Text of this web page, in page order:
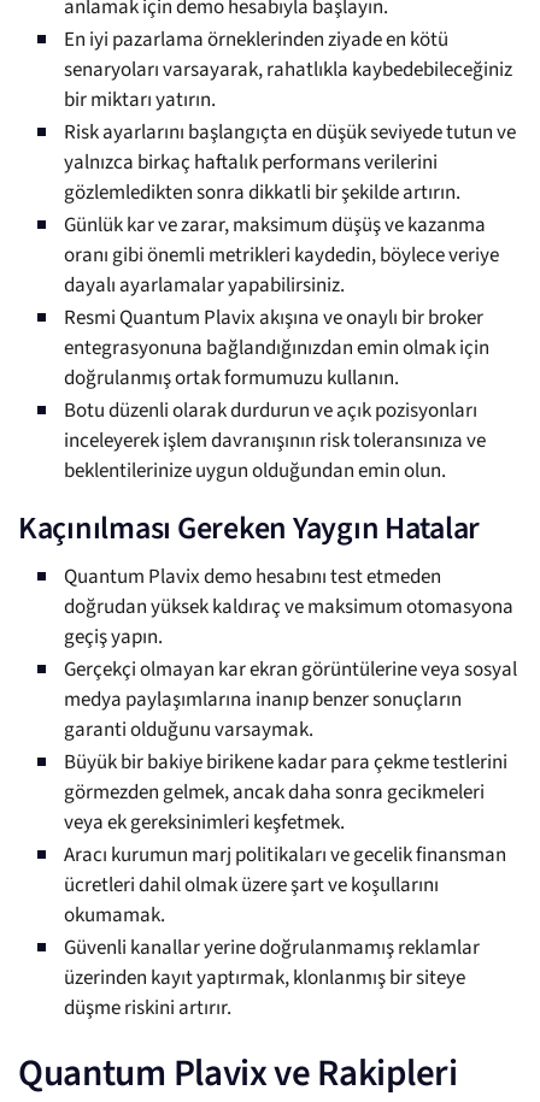
anlamak için demo hesabıyla başlayın.
En iyi pazarlama örneklerinden ziyade en kötü
senaryoları varsayarak, rahatlıkla kaybedebileceğiniz
bir miktarı yatırın.
Risk ayarlarını başlangıçta en düşük seviyede tutun ve
yalnızca birkaç haftalık performans verilerini
gözlemledikten sonra dikkatli bir şekilde artırın.
Günlük kar ve zarar, maksimum düşüş ve kazanma
oranı gibi önemli metrikleri kaydedin, böylece veriye
dayalı ayarlamalar yapabilirsiniz.
Resmi Quantum Plavix akışına ve onaylı bir broker
entegrasyonuna bağlandığınızdan emin olmak için
doğrulanmış ortak formumuzu kullanın.
Botu düzenli olarak durdurun ve açık pozisyonları
inceleyerek işlem davranışının risk toleransınıza ve
beklentilerinize uygun olduğundan emin olun.
Kaçınılması Gereken Yaygın Hatalar
Quantum Plavix demo hesabını test etmeden
doğrudan yüksek kaldıraç ve maksimum otomasyona
geçiş yapın.
Gerçekçi olmayan kar ekran görüntülerine veya sosyal
medya paylaşımlarına inanıp benzer sonuçların
garanti olduğunu varsaymak.
Büyük bir bakiye birikene kadar para çekme testlerini
görmezden gelmek, ancak daha sonra gecikmeleri
veya ek gereksinimleri keşfetmek.
Aracı kurumun marj politikaları ve gecelik finansman
ücretleri dahil olmak üzere şart ve koşullarını
okumamak.
Güvenli kanallar yerine doğrulanmamış reklamlar
üzerinden kayıt yaptırmak, klonlanmış bir siteye
düşme riskini artırır.
Quantum Plavix ve Rakipleri